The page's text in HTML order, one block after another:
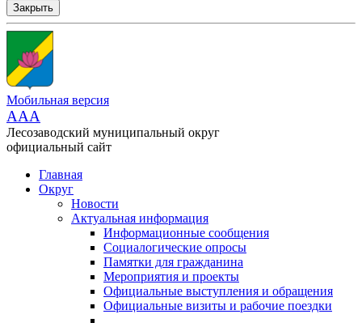
Закрыть
Мобильная версия
AAA
Лесозаводский муниципальный округ
официальный сайт
Главная
Округ
Новости
Актуальная информация
Информационные сообщения
Социалогические опросы
Памятки для гражданина
Мероприятия и проекты
Официальные выступления и обращения
Официальные визиты и рабочие поездки